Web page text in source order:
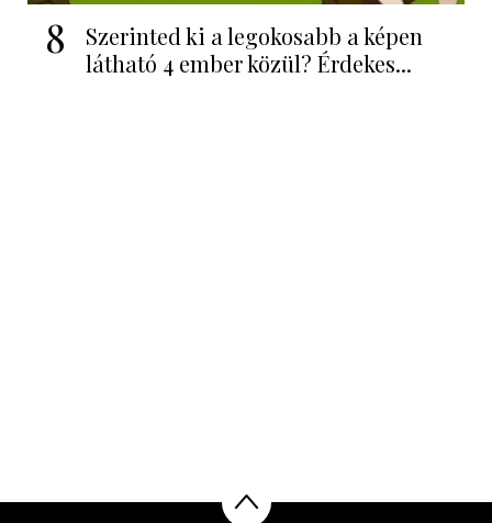
8
Szerinted ki a legokosabb a képen
látható 4 ember közül? Érdekes...